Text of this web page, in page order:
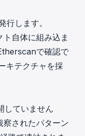
します。
自体に組み込ま
で確認で
キテクチャを採
していません
察されたパターン